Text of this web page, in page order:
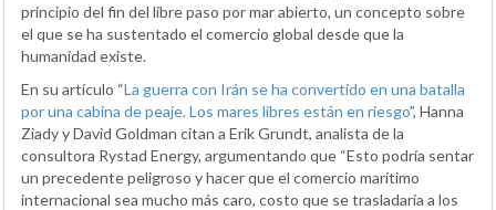
principio del fin del libre paso por mar abierto, un concepto sobre
el que se ha sustentado el comercio global desde que la
humanidad existe.
En su artículo “La guerra con Irán se ha convertido en una batalla
por una cabina de peaje. Los mares libres están en riesgo”, Hanna
Ziady y David Goldman citan a Erik Grundt, analista de la
consultora Rystad Energy, argumentando que “Esto podría sentar
un precedente peligroso y hacer que el comercio marítimo
internacional sea mucho más caro, costo que se trasladaría a los